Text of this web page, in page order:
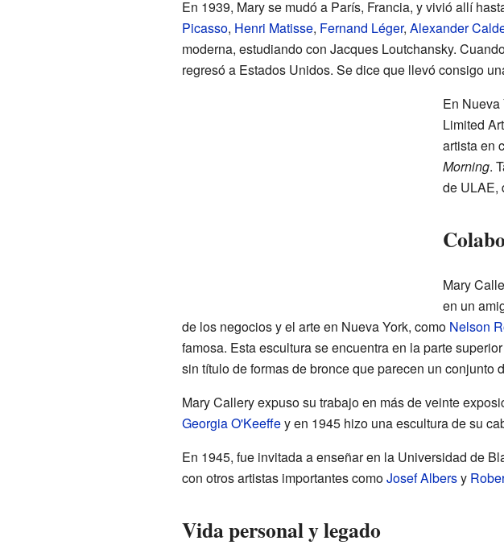
En 1939, Mary se mudó a París, Francia, y vivió allí
Picasso, Henri Matisse, Fernand Léger, Alexander
moderna, estudiando con Jacques Loutchansky.
regresó a Estados Unidos. Se dice que llevó consigo
En
Limited
artista en
Morning.
de ULAE,
Mary
en un
de los negocios y el arte en Nueva York, como Nelson
famosa. Esta escultura se encuentra en la parte
sin título de formas de bronce que parecen un conjunto
Mary Callery expuso su trabajo en más de veinte
Georgia O'Keeffey en 1945 hizo una escultura de su
En 1945, fue invitada a enseñar en la Universidad de
con otros artistas importantes comoJosef Albersy
Vida personal y legado